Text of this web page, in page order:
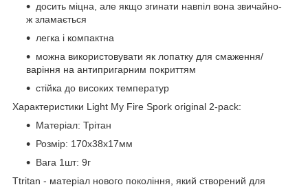
досить міцна, але якщо згинати навпіл вона звичайно-
ж зламається
легка і компактна
можна використовувати як лопатку для смаження/
варіння на антипригарним покриттям
стійка до високих температур
Характеристики Light My Fire Spork original 2-pack:
Матеріал: Трітан
Розмір: 170х38х17мм
Вага 1шт: 9г
Ttritan - матеріал нового покоління, який створений для